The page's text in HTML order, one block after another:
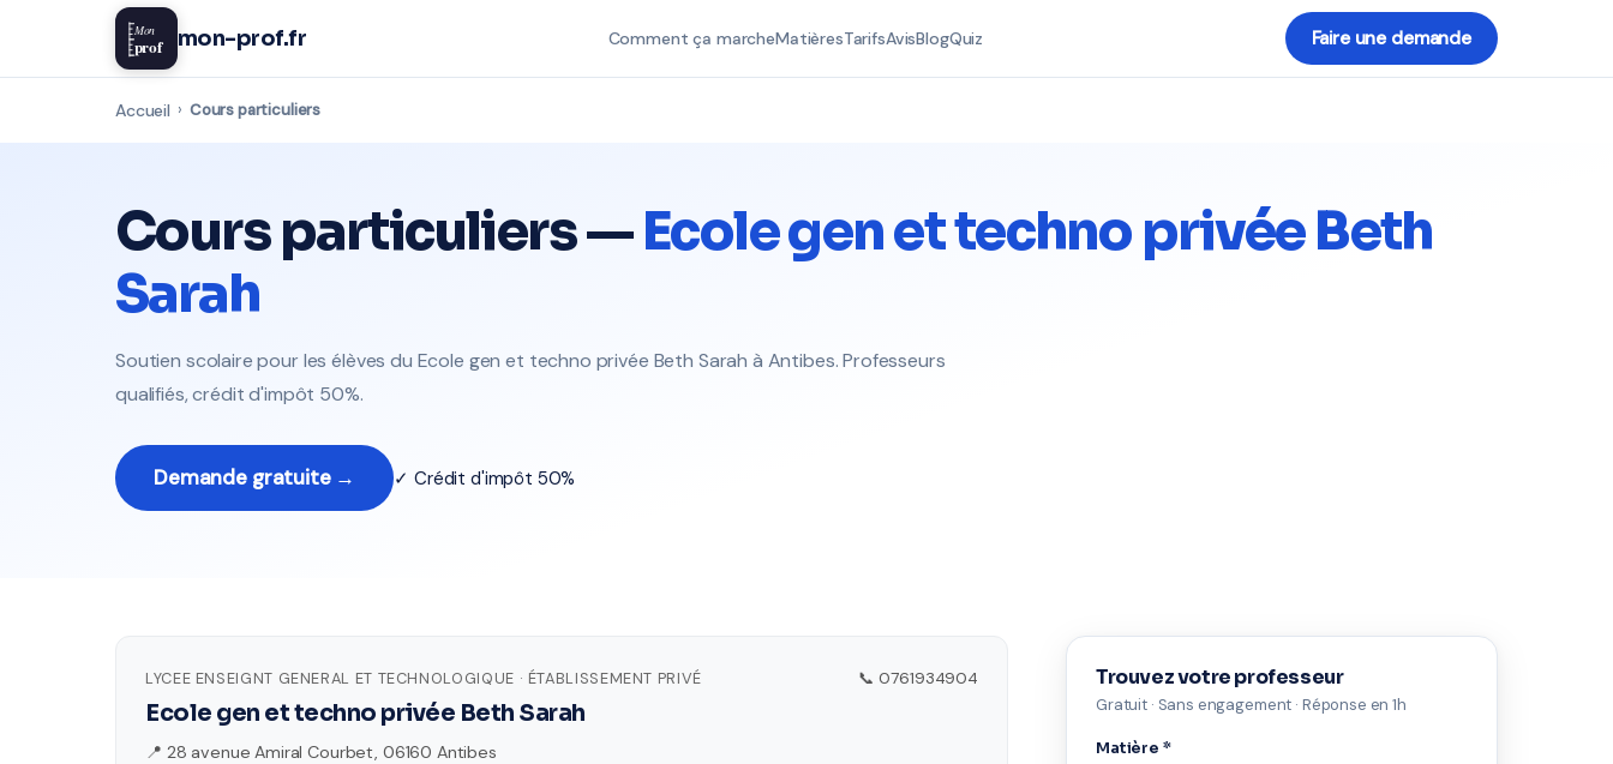
Mon
prof mon-prof.fr Comment ça marcheMatièresTarifsAvisBlogQuiz Faire une demande
Accueil › Cours particuliers
Cours particuliers —Ecole gen et techno privée Beth
Sarah
Soutien scolaire pour les élèves du Ecole gen et techno privée Beth Sarah à Antibes. Professeurs
qualifiés, crédit d'impôt 50%.
Demande gratuite → ✓ Crédit d'impôt 50%
LYCEE ENSEIGNT GENERAL ET TECHNOLOGIQUE · ÉTABLISSEMENT PRIVÉ
Ecole gen et techno privée Beth Sarah
📍 28 avenue Amiral Courbet, 06160 Antibes
📞 0761934904 Trouvez votre professeur
Gratuit · Sans engagement · Réponse en 1h
Matière *